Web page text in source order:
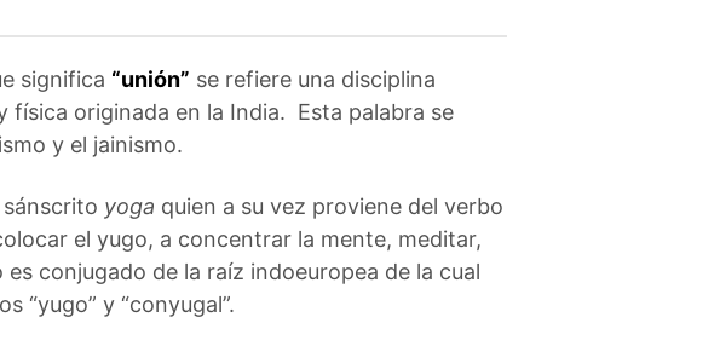
significa “unión” se refiere una disciplina
física originada en la India. Esta palabra se
y el jainismo.
yoga quien a su vez proviene del verbo
el yugo, a concentrar la mente, meditar,
conjugado de la raíz indoeuropea de la cual
“yugo” y “conyugal”.